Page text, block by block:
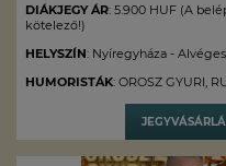
DIÁKJEGY ÁR: 5.900 HUF (A
kötelező!)
HELYSZÍN: Nyíregyháza -
HUMORISTÁK: OROSZ GYURI,